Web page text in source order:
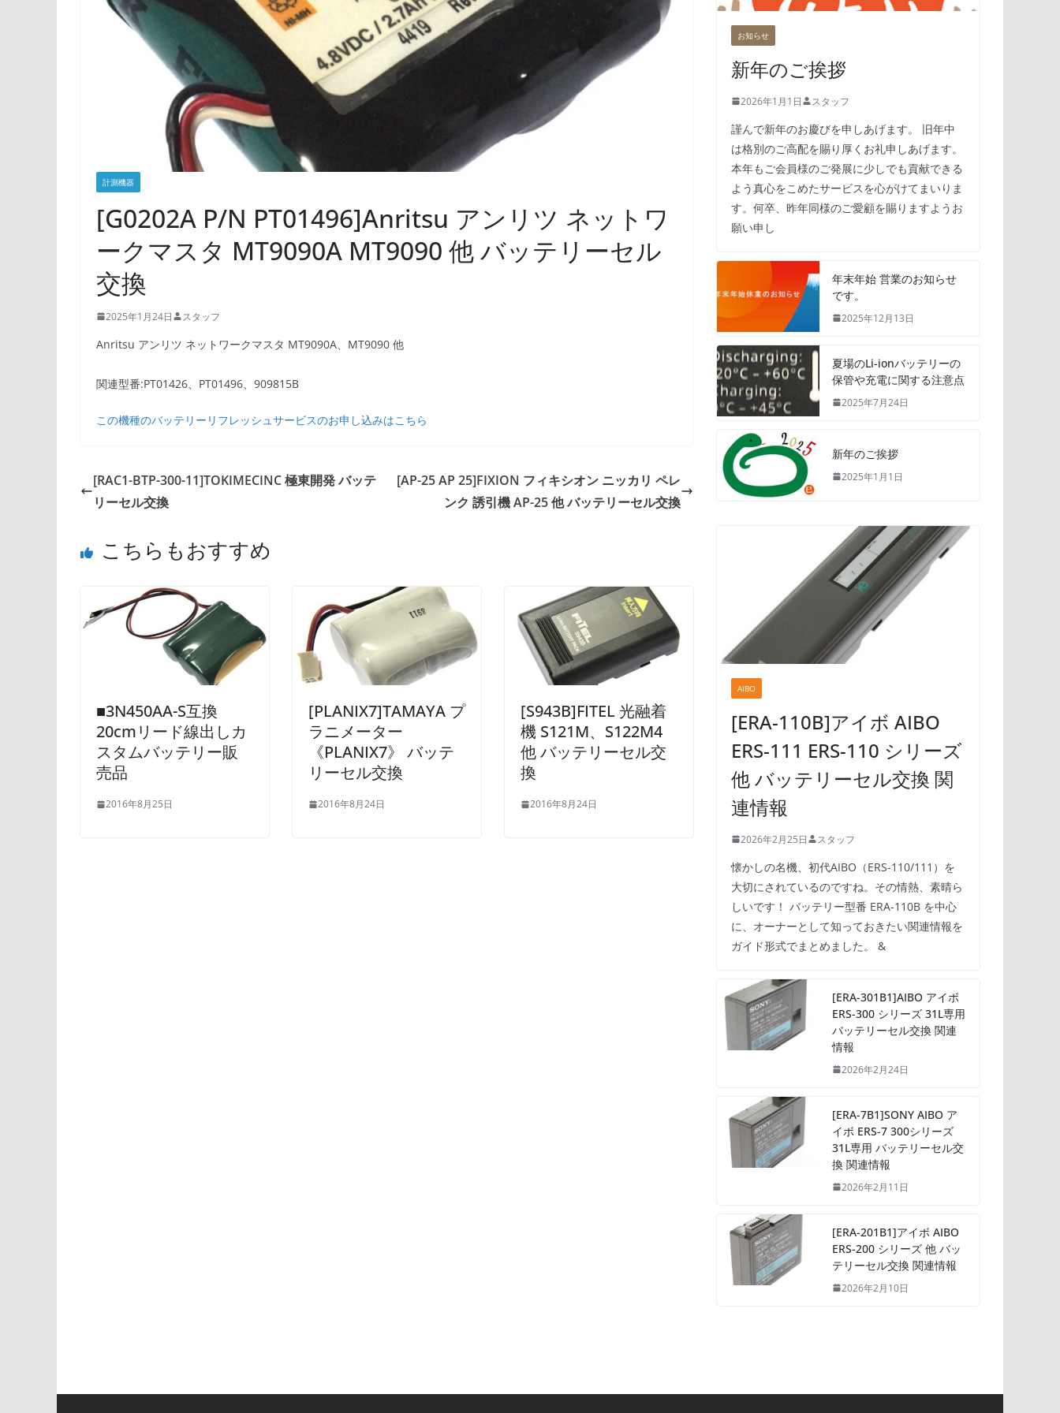
計測機器
[G0202A P/N PT01496]Anritsu アンリツ ネットワ
ークマスタ MT9090A MT9090 他 バッテリーセル
交換
2025年1月24日 スタッフ
Anritsu アンリツ ネットワークマスタ MT9090A、MT9090 他
関連型番:PT01426、PT01496、909815B
この機種のバッテリーリフレッシュサービスのお申し込みはこちら
[RAC1-BTP-300-11]TOKIMECINC 極東開発 バッテ
リーセル交換
[AP-25 AP 25]FIXION フィキシオン ニッカリ ペレ
ンク 誘引機 AP-25 他 バッテリーセル交換
こちらもおすすめ
■3N450AA-S互換
20cmリード線出しカ
スタムバッテリー販
売品
2016年8月25日
[PLANIX7]TAMAYA プ
ラニメーター
《PLANIX7》 バッテ
リーセル交換
2016年8月24日
[S943B]FITEL 光融着
機 S121M、S122M4
他 バッテリーセル交
換
2016年8月24日
お知らせ
新年のご挨拶
2026年1月1日 スタッフ
謹んで新年のお慶びを申しあげます。 旧年中
は格別のご高配を賜り厚くお礼申しあげます。
本年もご会員様のご発展に少しでも貢献できる
よう真心をこめたサービスを心がけてまいりま
す。何卒、昨年同様のご愛顧を賜りますようお
願い申し
年末年始 営業のお知らせ
です。
2025年12月13日
夏場のLi-ionバッテリーの
保管や充電に関する注意点
2025年7月24日
新年のご挨拶
2025年1月1日
AIBO
[ERA-110B]アイボ AIBO
ERS-111 ERS-110 シリーズ
他 バッテリーセル交換 関
連情報
2026年2月25日 スタッフ
懐かしの名機、初代AIBO（ERS-110/111）を
大切にされているのですね。その情熱、素晴ら
しいです！ バッテリー型番 ERA-110B を中心
に、オーナーとして知っておきたい関連情報を
ガイド形式でまとめました。 &
[ERA-301B1]AIBO アイボ
ERS-300 シリーズ 31L専用
バッテリーセル交換 関連
情報
2026年2月24日
[ERA-7B1]SONY AIBO ア
イボ ERS-7 300シリーズ
31L専用 バッテリーセル交
換 関連情報
2026年2月11日
[ERA-201B1]アイボ AIBO
ERS-200 シリーズ 他 バッ
テリーセル交換 関連情報
2026年2月10日